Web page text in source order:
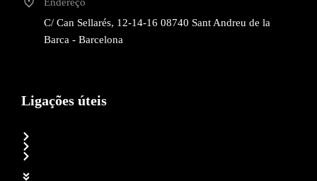
Endereço
C/ Can Sellarés, 12-14-16 08740 Sant Andreu de la
Barca - Barcelona
Ligações úteis